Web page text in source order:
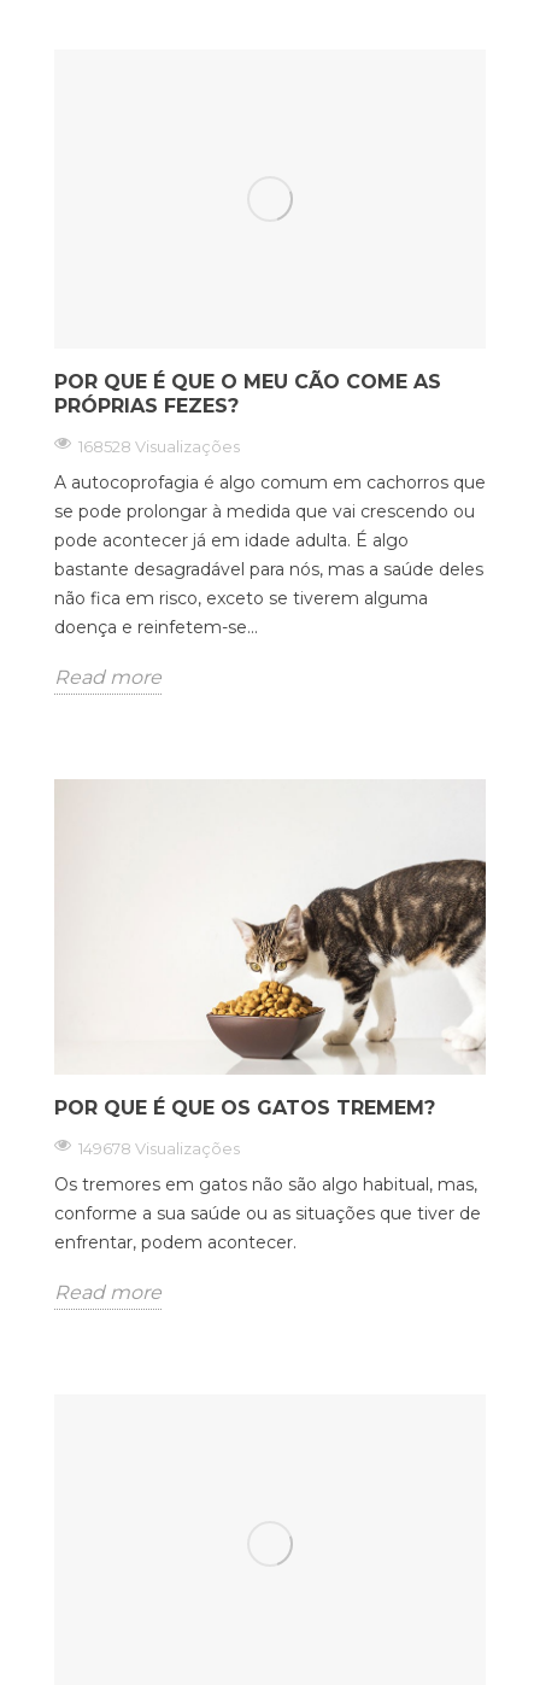
POR QUE É QUE O MEU CÃO COME AS
PRÓPRIAS FEZES?
168528 Visualizações
A autocoprofagia é algo comum em cachorros que
se pode prolongar à medida que vai crescendo ou
pode acontecer já em idade adulta. É algo
bastante desagradável para nós, mas a saúde deles
não fica em risco, exceto se tiverem alguma
doença e reinfetem-se...
Read more
POR QUE É QUE OS GATOS TREMEM?
149678 Visualizações
Os tremores em gatos não são algo habitual, mas,
conforme a sua saúde ou as situações que tiver de
enfrentar, podem acontecer.
Read more